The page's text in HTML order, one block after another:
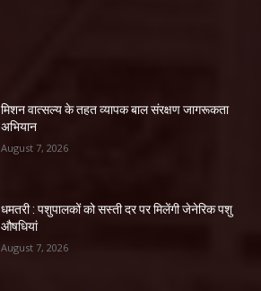
मिशन वात्सल्य के तहत व्यापक बाल संरक्षण जागरूकता
अभियान
August 7, 2026
धमतरी : पशुपालकों को सस्ती दर पर मिलेंगी जेनेरिक पशु
औषधियां
August 7, 2026